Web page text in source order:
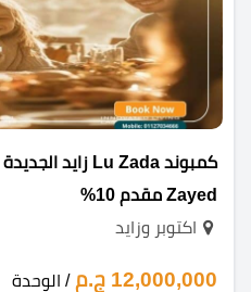
Zayed مقدم 10%
اكتوبر وزايد
12,000,000 ج.م / الوحدة